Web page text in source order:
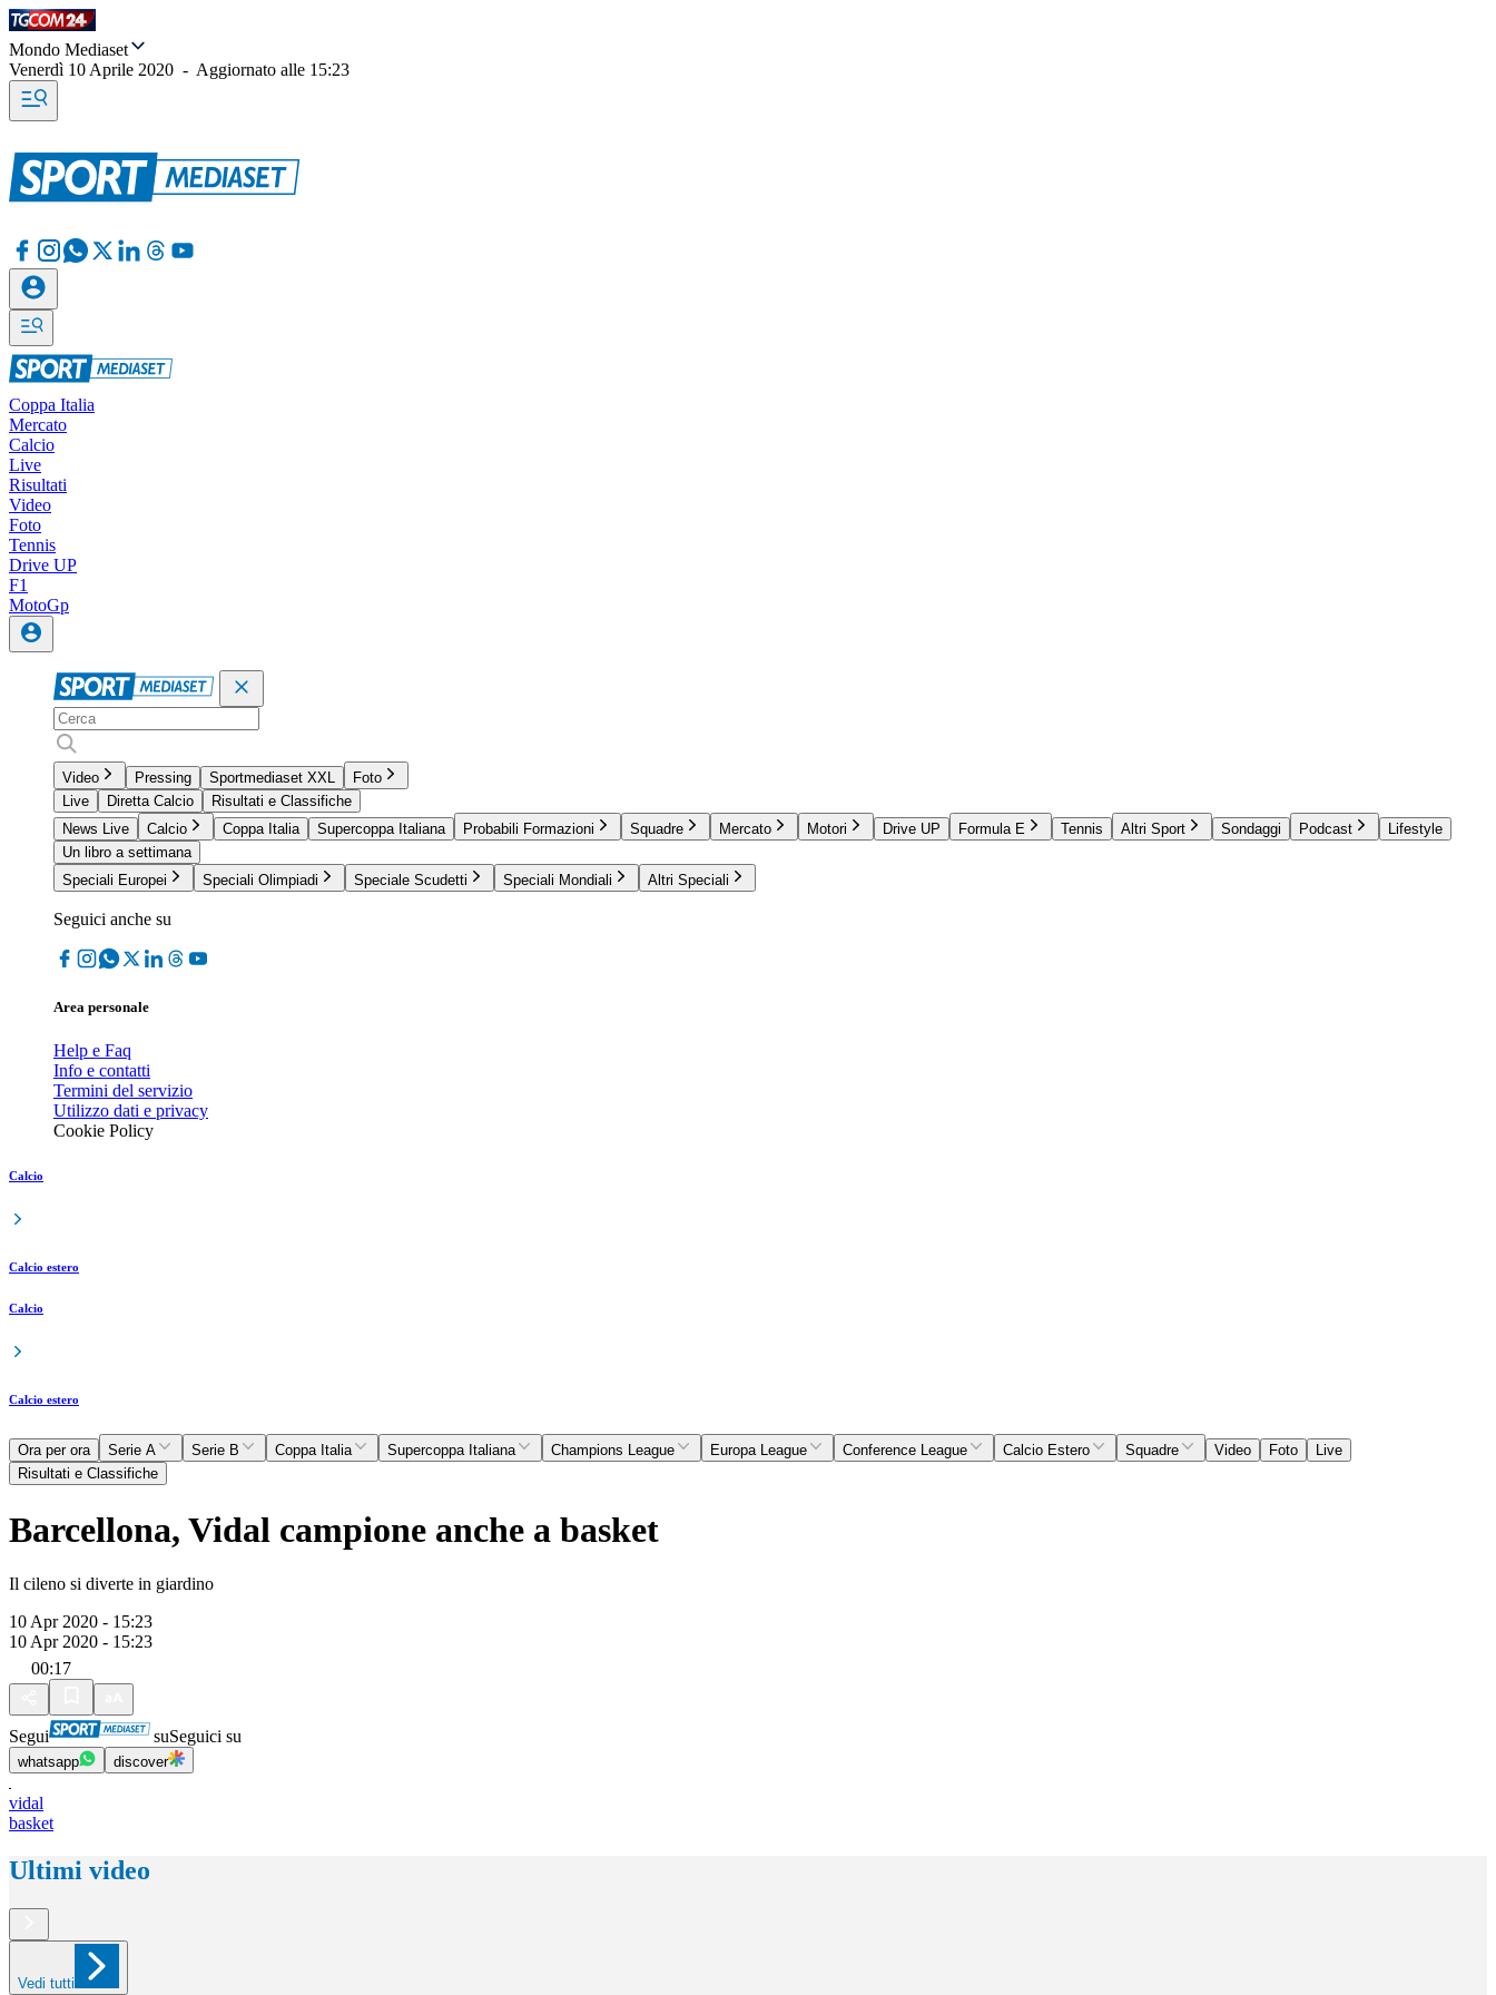
Mondo Mediaset
Venerdì 10 Aprile 2020 - Aggiornato alle 15:23
Coppa Italia
Mercato
Calcio
Live
Risultati
Video
Foto
Tennis
Drive UP
F1
MotoGp
Video Pressing Sportmediaset XXL
Foto
Live
Diretta Calcio
Risultati e Classifiche
News Live
Calcio Coppa Italia Supercoppa Italiana Probabili Formazioni Squadre Mercato Motori Drive UP Formula E Tennis Altri Sport Sondaggi Podcast
Lifestyle
Un libro a settimana
Speciali Europei
Speciali Olimpiadi Speciale Scudetti Speciali Mondiali Altri Speciali
Seguici anche su
Area personale
Help e Faq
Info e contatti
Termini del servizio
Utilizzo dati e privacy
Cookie Policy
Calcio
Calcio estero
Calcio
Calcio estero
Ora per ora Serie A Serie B Coppa Italia Supercoppa Italiana Champions League Europa League Conference League Calcio Estero Squadre Video Foto
Live
Risultati e Classifiche
Barcellona, Vidal campione anche a basket
Il cileno si diverte in giardino
10 Apr 2020 - 15:23
10 Apr 2020 - 15:23
00:17
Segui suSeguici su
whatsapp discover
vidal
basket
Ultimi video
Vedi tutti